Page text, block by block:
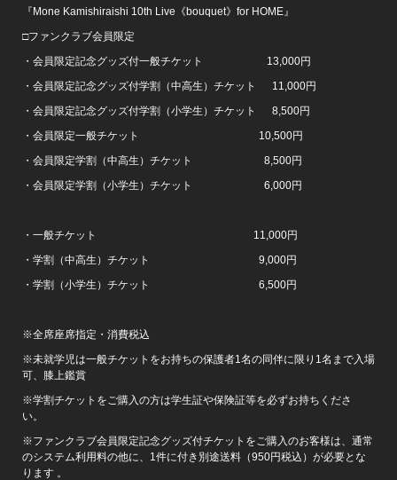
『Mone Kamishiraishi 10th Live《bouquet》for HOME』
□ファンクラブ会員限定
・会員限定記念グッズ付一般チケット 13,000円
・会員限定記念グッズ付学割（中高生）チケット 11,000円
・会員限定記念グッズ付学割（小学生）チケット 8,500円
・会員限定一般チケット 10,500円
・会員限定学割（中高生）チケット 8,500円
・会員限定学割（小学生）チケット 6,000円
・一般チケット 11,000円
・学割（中高生）チケット 9,000円
・学割（小学生）チケット 6,500円
※全席座席指定・消費税込
※未就学児は一般チケットをお持ちの保護者1名の同伴に限り1名まで入場
可、膝上鑑賞
※学割チケットをご購入の方は学生証や保険証等を必ずお持ちくださ
い。
※ファンクラブ会員限定記念グッズ付チケットをご購入のお客様は、通常
のシステム利用料の他に、1件に付き別途送料（950円税込）が必要とな
ります 。